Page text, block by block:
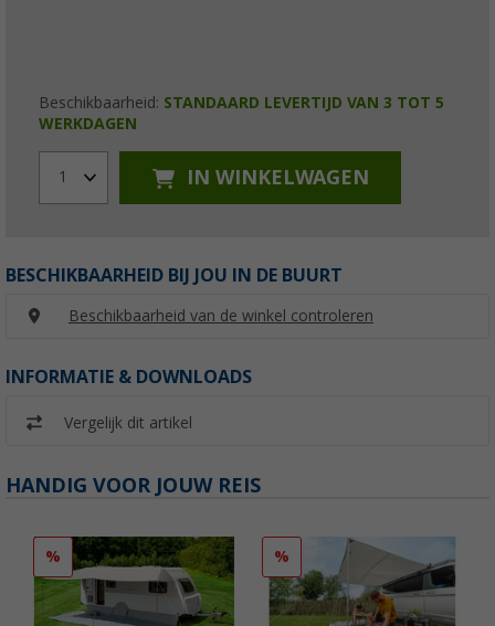
Beschikbaarheid: STANDAARD LEVERTIJD VAN 3 TOT 5
WERKDAGEN
1 IN WINKELWAGEN
BESCHIKBAARHEID BIJ JOU IN DE BUURT
Beschikbaarheid van de winkel controleren
INFORMATIE & DOWNLOADS
Vergelijk dit artikel
HANDIG VOOR JOUW REIS
% %